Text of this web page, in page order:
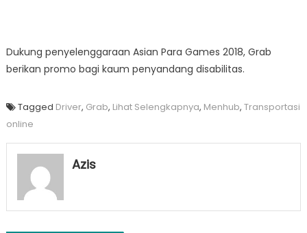
Dukung penyelenggaraan Asian Para Games 2018, Grab
berikan promo bagi kaum penyandang disabilitas.
Tagged Driver, Grab, Lihat Selengkapnya, Menhub, Transportasi
online
Azis